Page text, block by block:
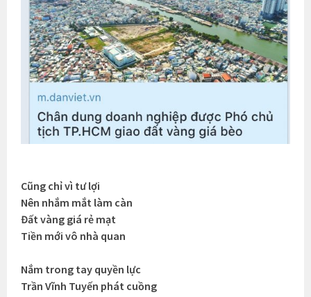
Cũng chỉ vì tư lợi
Nên nhắm mắt làm càn
Đất vàng giá rẻ mạt
Tiền mới vô nhà quan
Nắm trong tay quyền lực
Trần Vĩnh Tuyến phát cuồng